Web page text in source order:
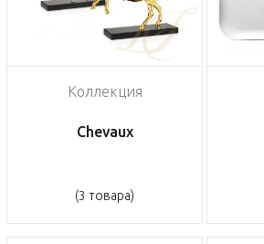
Коллекция
Chevaux
(3 товара)